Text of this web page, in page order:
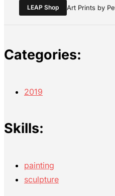
LEAP Shop Art Prints by
Categories:
2019
Skills:
painting
sculpture